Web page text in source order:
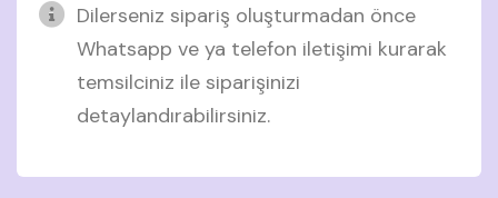
Dilerseniz sipariş oluşturmadan önce
Whatsapp ve ya telefon iletişimi kurarak
temsilciniz ile siparişinizi
detaylandırabilirsiniz.